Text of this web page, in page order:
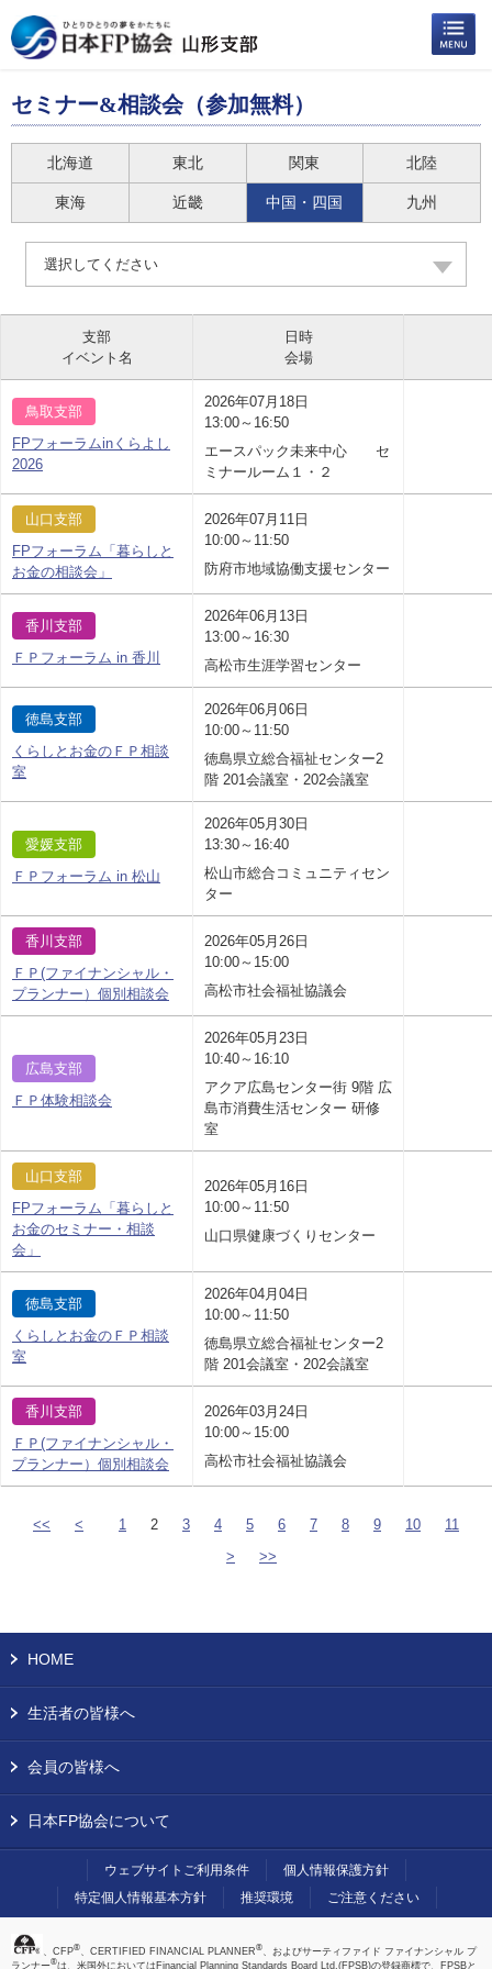
セミナー&相談会（参加無料）
北海道 東北 関東 北陸
東海 近畿 中国・四国 九州
選択してください
支部
イベント名
日時
会場
鳥取支部
FPフォーラムinくらよし
2026
2026年07月18日
13:00～16:50
エースパック未来中心 セ
ミナールーム１・２
山口支部
FPフォーラム「暮らしと
お金の相談会」
2026年07月11日
10:00～11:50
防府市地域協働支援センター
香川支部
ＦＰフォーラム in 香川
2026年06月13日
13:00～16:30
高松市生涯学習センター
徳島支部
くらしとお金のＦＰ相談
室
2026年06月06日
10:00～11:50
徳島県立総合福祉センター2
階 201会議室・202会議室
愛媛支部
ＦＰフォーラム in 松山
2026年05月30日
13:30～16:40
松山市総合コミュニティセン
ター
香川支部
ＦＰ(ファイナンシャル・
プランナー）個別相談会
2026年05月26日
10:00～15:00
高松市社会福祉協議会
広島支部
ＦＰ体験相談会
2026年05月23日
10:40～16:10
アクア広島センター街 9階 広
島市消費生活センター 研修
室
山口支部
FPフォーラム「暮らしと
お金のセミナー・相談
会」
2026年05月16日
10:00～11:50
山口県健康づくりセンター
徳島支部
くらしとお金のＦＰ相談
室
2026年04月04日
10:00～11:50
徳島県立総合福祉センター2
階 201会議室・202会議室
香川支部
ＦＰ(ファイナンシャル・
プランナー）個別相談会
2026年03月24日
10:00～15:00
高松市社会福祉協議会
<< < 1 2 3 4 5 6 7 8 9 10
11
>
>>
HOME
生活者の皆様へ
会員の皆様へ
日本FP協会について
ウェブサイトご利用条件
個人情報保護方針
特定個人情報基本方針
推奨環境 ご注意ください
、CFP®、CERTIFIED FINANCIAL PLANNER®、およびサーティファイド ファイナンシャル プ
ランナー®は、米国外においてはFinancial Planning Standards Board Ltd.(FPSB)の登録商標で、FPSBと